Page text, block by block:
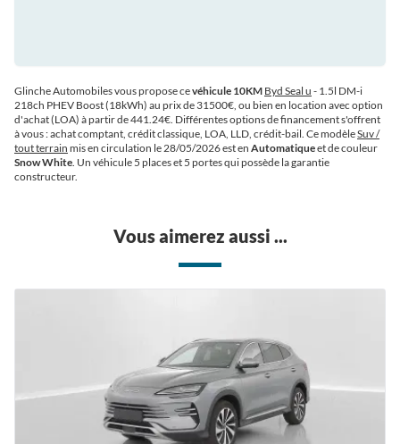
Glinche Automobiles vous propose cevéhicule 10KM Byd Seal u - 1.5l DM-i
218ch PHEV Boost (18kWh) au prix de 31500€, ou bien en location avec option
d'achat (LOA) à partir de 441.24€. Différentes options de financement s'offrent
à vous : achat comptant, crédit classique, LOA, LLD, crédit-bail. Ce modèleSuv /
tout terrain mis en circulation le 28/05/2026 est en Automatiqueet de couleur
Snow White. Un véhicule 5 places et 5 portes qui possède la garantie
constructeur.
Vous aimerez aussi ...